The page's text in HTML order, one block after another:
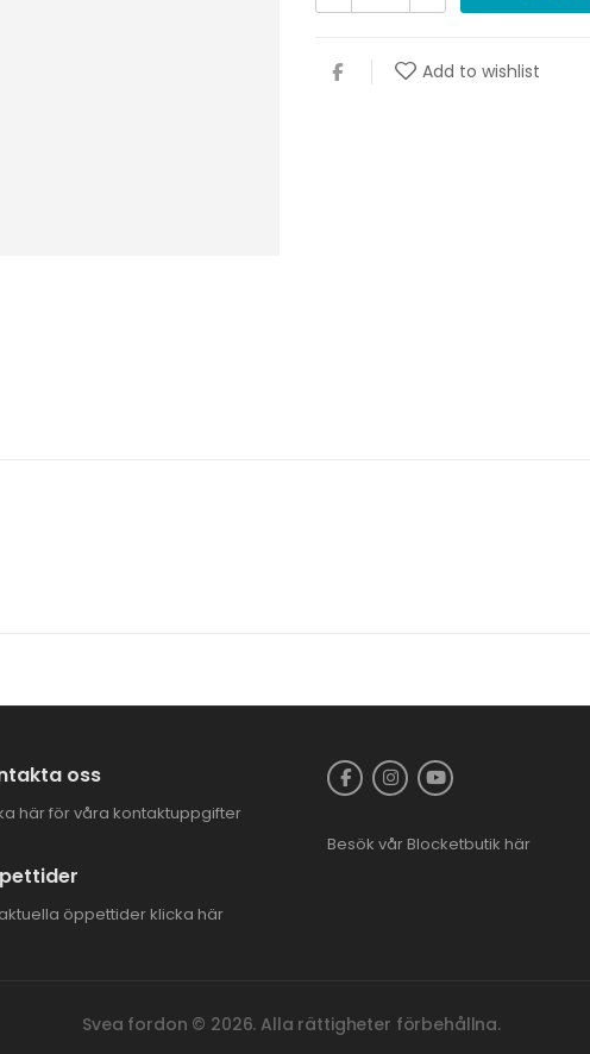
Add to wishlist
oss
här för våra kontaktuppgifter
öppettider klicka här
Besök vår Blocketbutik här
Svea fordon © 2026. Alla rättigheter förbehållna.